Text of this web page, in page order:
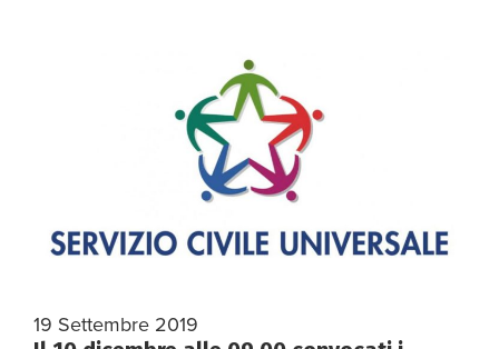
19 Settembre 2019